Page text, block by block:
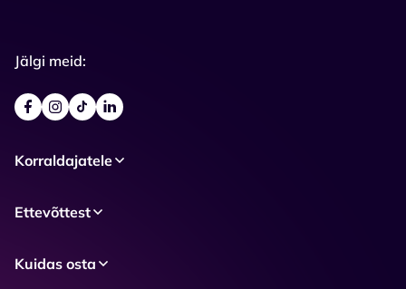
Jälgi meid:
Korraldajatele
Ettevõttest
Kuidas osta